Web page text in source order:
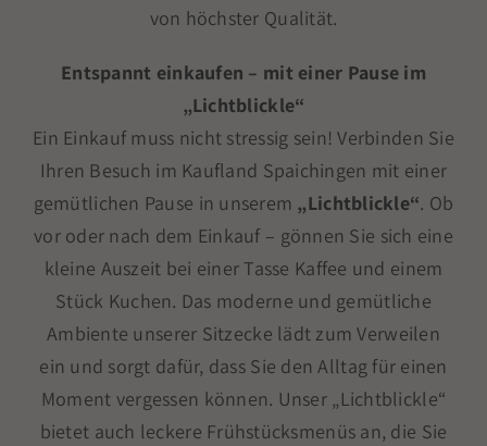
von höchster Qualität.
Entspannt einkaufen – mit einer Pause im
„Lichtblickle“
Ein Einkauf muss nicht stressig sein! Verbinden Sie
Ihren Besuch im Kaufland Spaichingen mit einer
gemütlichen Pause in unserem „Lichtblickle“. Ob
vor oder nach dem Einkauf – gönnen Sie sich eine
kleine Auszeit bei einer Tasse Kaffee und einem
Stück Kuchen. Das moderne und gemütliche
Ambiente unserer Sitzecke lädt zum Verweilen
ein und sorgt dafür, dass Sie den Alltag für einen
Moment vergessen können. Unser „Lichtblickle“
bietet auch leckere Frühstücksmenüs an, die Sie